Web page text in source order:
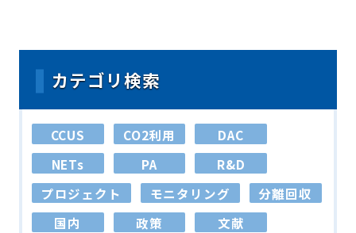
カテゴリ検索
CCUS CO2利用
DAC
NETs
PA
R&D
プロジェクト
モニタリング
分離回収
国内
政策
文献